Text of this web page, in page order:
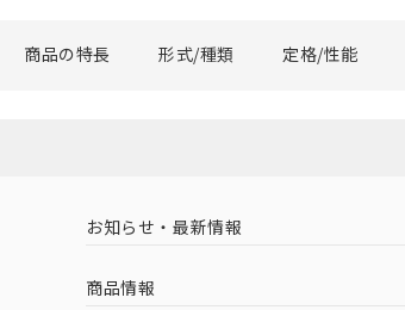
商品の特長 形式/種類 定格/性能
お知らせ・最新情報
商品情報